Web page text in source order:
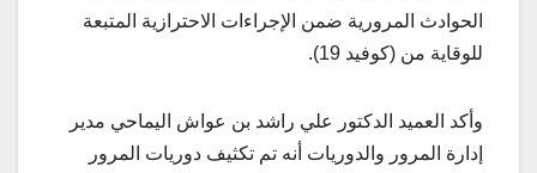
الحوادث المرورية ضمن الإجراءات الاحترازية المتبعة
للوقاية من (كوفيد 19).
وأكد العميد الدكتور علي راشد بن عواش اليماحي مدير
إدارة المرور والدوريات أنه تم تكثيف دوريات المرور